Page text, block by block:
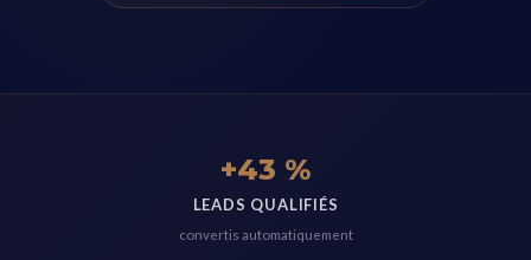
+43 %
LEADS QUALIFIÉS
convertis automatiquement